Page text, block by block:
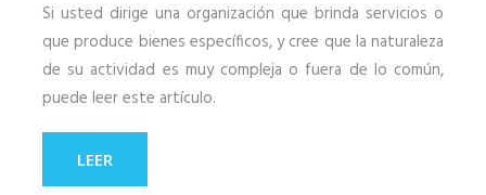
Si usted dirige una organización que brinda servicios o
que produce bienes específicos, y cree que la naturaleza
de su actividad es muy compleja o fuera de lo común,
puede leer este artículo.
LEER